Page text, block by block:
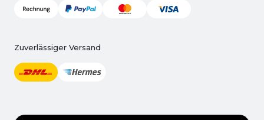
Zuverlässiger Versand